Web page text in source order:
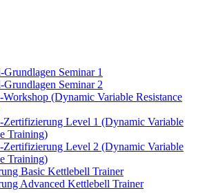
Seminar 1
Seminar 2
(Dynamic Variable Resistance
Level 1 (Dynamic Variable
Training)
Level 2 (Dynamic Variable
Training)
Basic Kettlebell Trainer
Advanced Kettlebell Trainer